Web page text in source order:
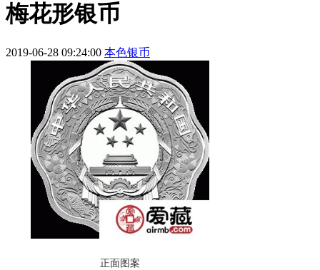
梅花形银币
2019-06-28 09:24:00 本色银币
正面图案